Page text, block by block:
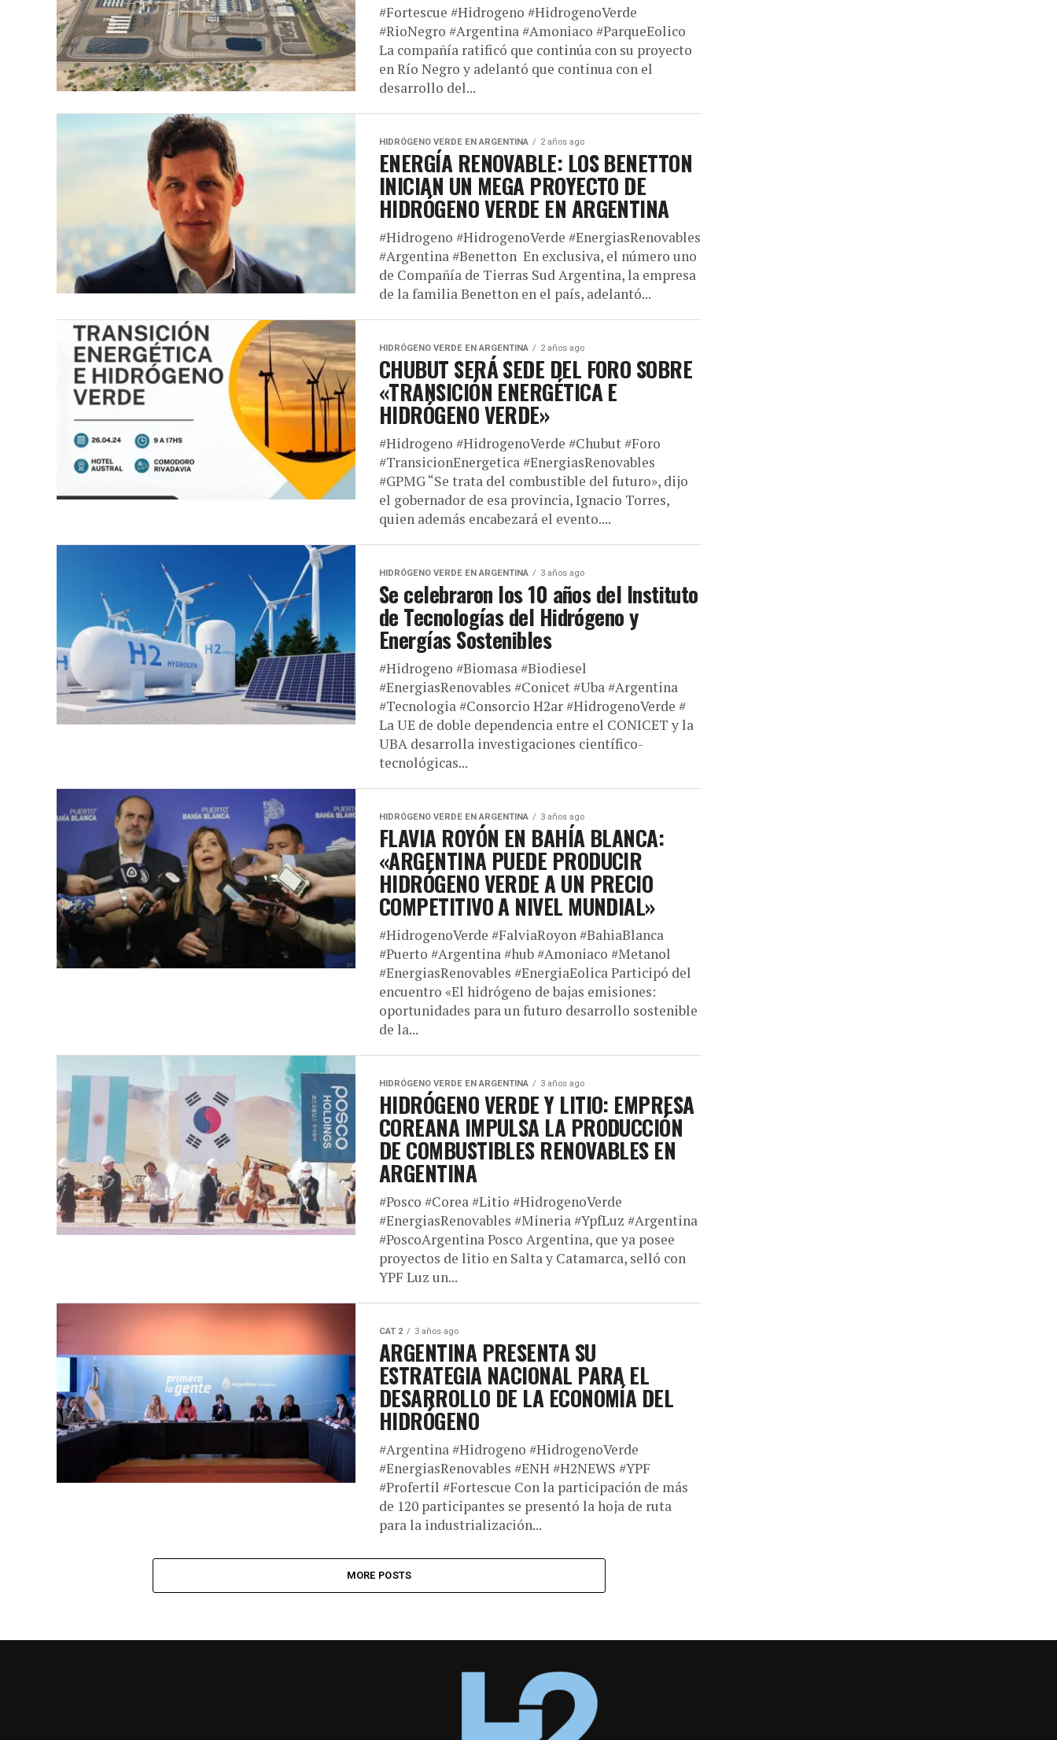
#Fortescue #Hidrogeno #HidrogenoVerde
#RioNegro #Argentina #Amoniaco #ParqueEolico
La compañía ratificó que continúa con su proyecto
en Río Negro y adelantó que continua con el
desarrollo del...
HIDRÓGENO VERDE EN ARGENTINA 2 años ago
ENERGÍA RENOVABLE: LOS BENETTON
INICIAN UN MEGA PROYECTO DE
HIDRÓGENO VERDE EN ARGENTINA
#Hidrogeno #HidrogenoVerde #EnergiasRenovables
#Argentina #Benetton En exclusiva, el número uno
de Compañía de Tierras Sud Argentina, la empresa
de la familia Benetton en el país, adelantó...
HIDRÓGENO VERDE EN ARGENTINA 2 años ago
CHUBUT SERÁ SEDE DEL FORO SOBRE
«TRANSICIÓN ENERGÉTICA E
HIDRÓGENO VERDE»
#Hidrogeno #HidrogenoVerde #Chubut #Foro
#TransicionEnergetica #EnergiasRenovables
#GPMG “Se trata del combustible del futuro», dijo
el gobernador de esa provincia, Ignacio Torres,
quien además encabezará el evento....
HIDRÓGENO VERDE EN ARGENTINA 3 años ago
Se celebraron los 10 años del Instituto
de Tecnologías del Hidrógeno y
Energías Sostenibles
#Hidrogeno #Biomasa #Biodiesel
#EnergiasRenovables #Conicet #Uba #Argentina
#Tecnologia #Consorcio H2ar #HidrogenoVerde #
La UE de doble dependencia entre el CONICET y la
UBA desarrolla investigaciones científico-
tecnológicas...
HIDRÓGENO VERDE EN ARGENTINA 3 años ago
FLAVIA ROYÓN EN BAHÍA BLANCA:
«ARGENTINA PUEDE PRODUCIR
HIDRÓGENO VERDE A UN PRECIO
COMPETITIVO A NIVEL MUNDIAL»
#HidrogenoVerde #FalviaRoyon #BahiaBlanca
#Puerto #Argentina #hub #Amoniaco #Metanol
#EnergiasRenovables #EnergiaEolica Participó del
encuentro «El hidrógeno de bajas emisiones:
oportunidades para un futuro desarrollo sostenible
de la...
HIDRÓGENO VERDE EN ARGENTINA 3 años ago
HIDRÓGENO VERDE Y LITIO: EMPRESA
COREANA IMPULSA LA PRODUCCIÓN
DE COMBUSTIBLES RENOVABLES EN
ARGENTINA
#Posco #Corea #Litio #HidrogenoVerde
#EnergiasRenovables #Mineria #YpfLuz #Argentina
#PoscoArgentina Posco Argentina, que ya posee
proyectos de litio en Salta y Catamarca, selló con
YPF Luz un...
CAT 2 3 años ago
ARGENTINA PRESENTA SU
ESTRATEGIA NACIONAL PARA EL
DESARROLLO DE LA ECONOMÍA DEL
HIDRÓGENO
#Argentina #Hidrogeno #HidrogenoVerde
#EnergiasRenovables #ENH #H2NEWS #YPF
#Profertil #Fortescue Con la participación de más
de 120 participantes se presentó la hoja de ruta
para la industrialización...
MORE POSTS